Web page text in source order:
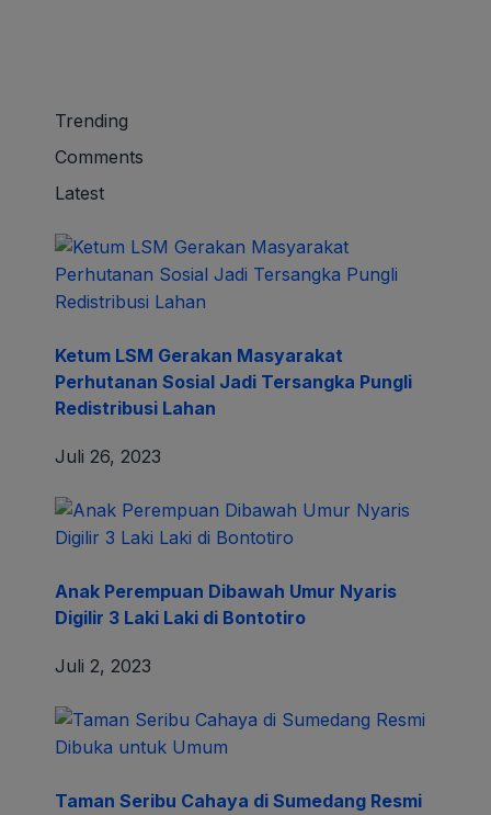
Trending
Comments
Latest
Ketum LSM Gerakan Masyarakat
Perhutanan Sosial Jadi Tersangka Pungli
Redistribusi Lahan
Juli 26, 2023
Anak Perempuan Dibawah Umur Nyaris
Digilir 3 Laki Laki di Bontotiro
Juli 2, 2023
Taman Seribu Cahaya di Sumedang Resmi